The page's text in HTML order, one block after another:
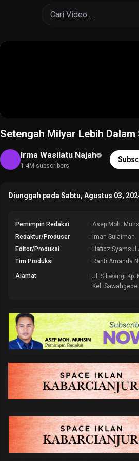
Setengah Milyar Lebih
Irma Wasilatu Najah
1.4M subscribers
Diunggah pada Sabtu, Agustus 03,
Pemimpin Redaksi
: Asep Moh.
Redaktur/Produser
: Iman Sulaiman
Editor/Produksi
: Hafidz Syamsul
Tim Produksi
: Ranti Amanda
Alamat
: Jl. Siliwangi Kp.
Kel.